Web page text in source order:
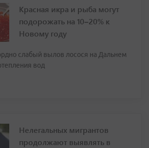
Красная икра и рыба могут
подорожать на 10–20% к
Новому году
слабый вылов лосося на Дальнем
вод
Нелегальных мигрантов
продолжают выявлять в